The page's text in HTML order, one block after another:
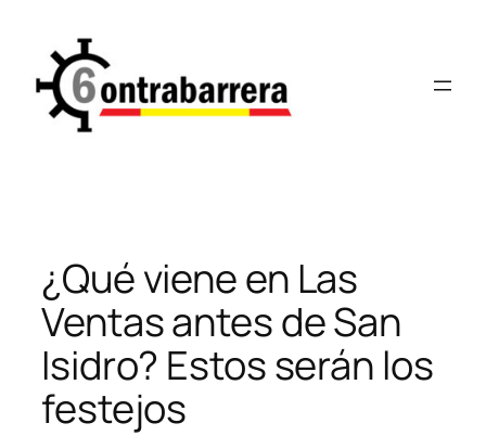
contenido
¿Qué viene en Las
Ventas antes de San
Isidro? Estos serán los
festejos